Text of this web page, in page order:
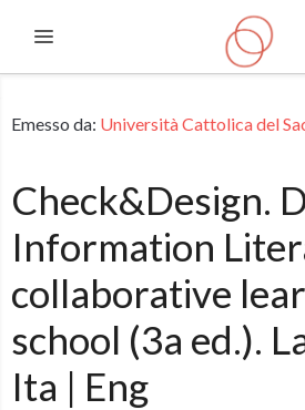
Espandi
Emesso da: Università Cattolica del
Check&Design.
Information
collaborative
school (3a ed.).
Ita | Eng